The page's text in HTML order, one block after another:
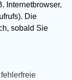
Internetbrowser,
Die
sobald Sie